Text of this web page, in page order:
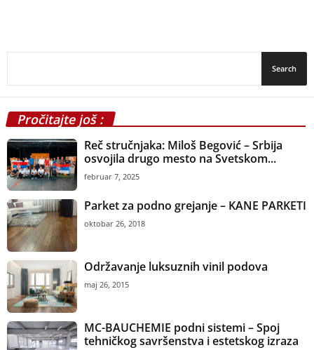
Pročitajte još :
Reč stručnjaka: Miloš Begović – Srbija
osvojila drugo mesto na Svetskom...
februar 7, 2025
Parket za podno grejanje – KANE PARKETI
oktobar 26, 2018
Održavanje luksuznih vinil podova
maj 26, 2015
MC-BAUCHEMIE podni sistemi – Spoj
tehničkog savršenstva i estetskog izraza